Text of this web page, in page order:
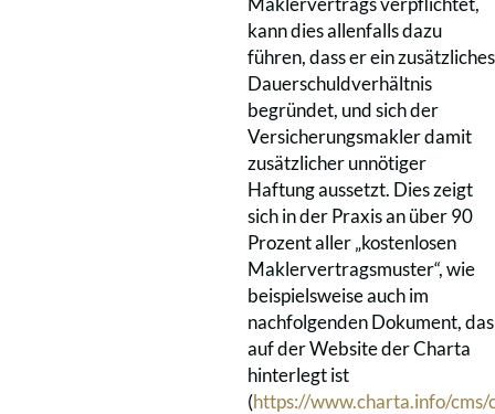
kann dies allenfalls dazu
führen, dass er ein zusätzliches
Dauerschuldverhältnis
begründet, und sich der
Versicherungsmakler damit
zusätzlicher unnötiger
Haftung aussetzt. Dies zeigt
sich in der Praxis an über 90
Prozent aller „kostenlosen
Maklervertragsmuster“, wie
beispielsweise auch im
nachfolgenden Dokument, das
auf der Website der Charta
hinterlegt ist
(https://www.charta.info/